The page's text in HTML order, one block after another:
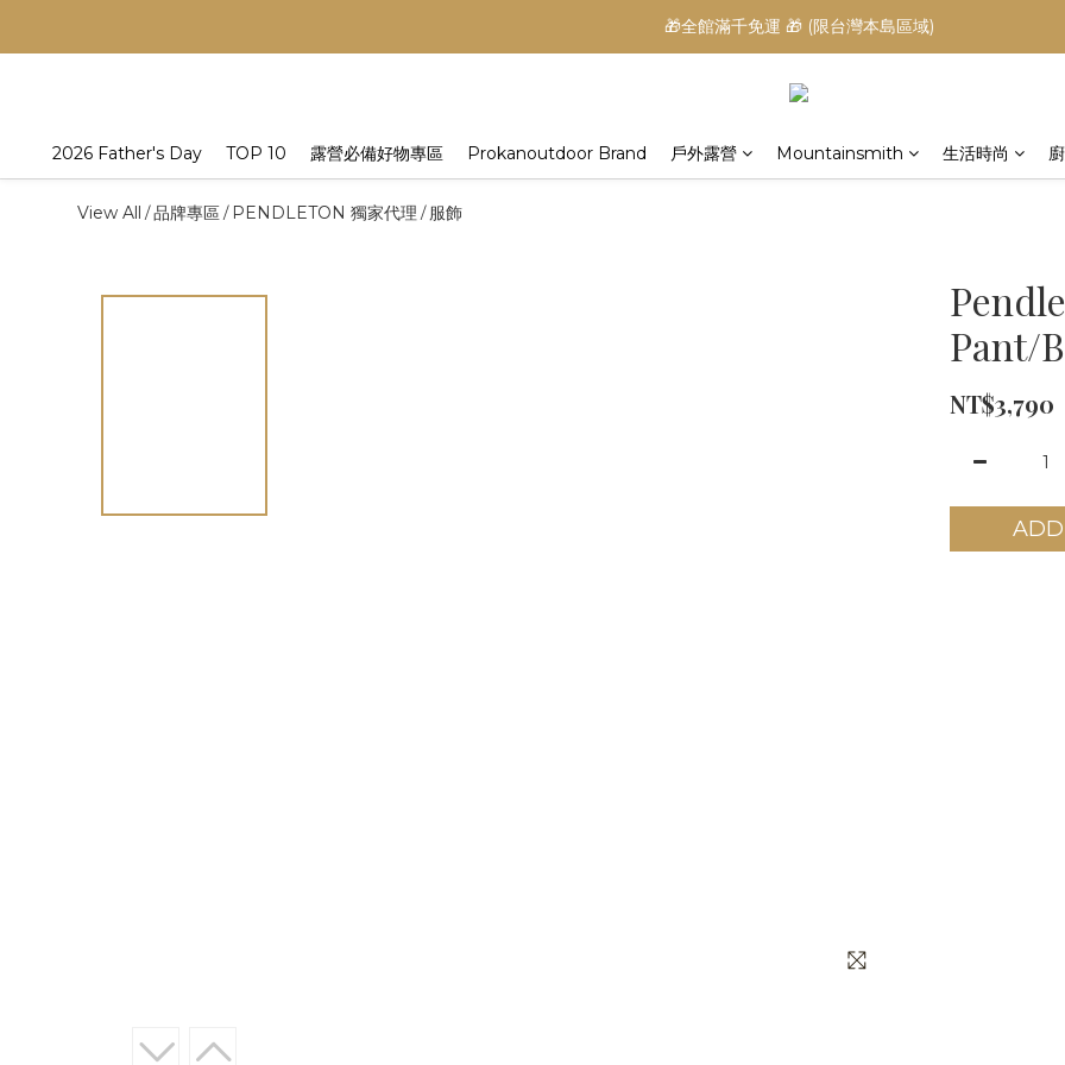
🎁全館滿千免運 🎁 (限台灣本島區域)
2026 Father's Day TOP 10 露營必備好物專區 Prokanoutdoor Brand 戶外露營 Mountainsmith 生活時尚
View All /品牌專區/ PENDLETON 獨家代理 /服飾
Pant/
NT$3,790